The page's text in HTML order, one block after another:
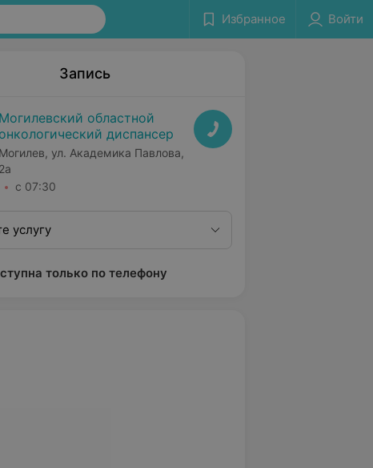
Избранное Войти
Запись
Могилевский областной
онкологический диспансер
Могилев, ул. Академика Павлова,
2а
с 07:30
услугу
только по телефону